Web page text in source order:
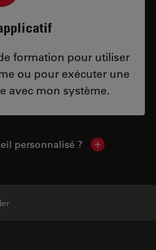
formation pour utiliser
ou pour exécuter une
avec mon système.
personnalisé ? Show local